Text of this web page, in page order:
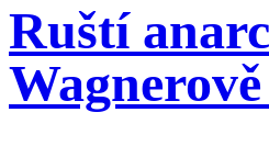
Ruští